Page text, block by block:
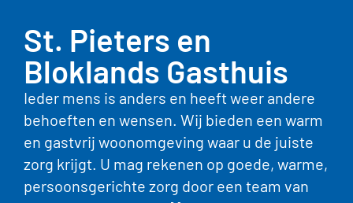
St. Pieters en
Bloklands Gasthuis
Ieder mens is anders en heeft weer andere
behoeften en wensen. Wij bieden een warm
en gastvrij woonomgeving waar u de juiste
zorg krijgt. U mag rekenen op goede, warme,
persoonsgerichte zorg door een team van